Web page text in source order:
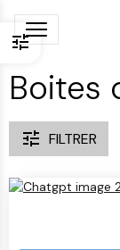
Boites
FILTRER